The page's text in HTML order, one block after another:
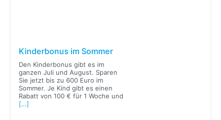
Kinderbonus im Sommer
Den Kinderbonus gibt es im
ganzen Juli und August. Sparen
Sie jetzt bis zu 600 Euro im
Sommer. Je Kind gibt es einen
Rabatt von 100 € für 1 Woche und
[…]